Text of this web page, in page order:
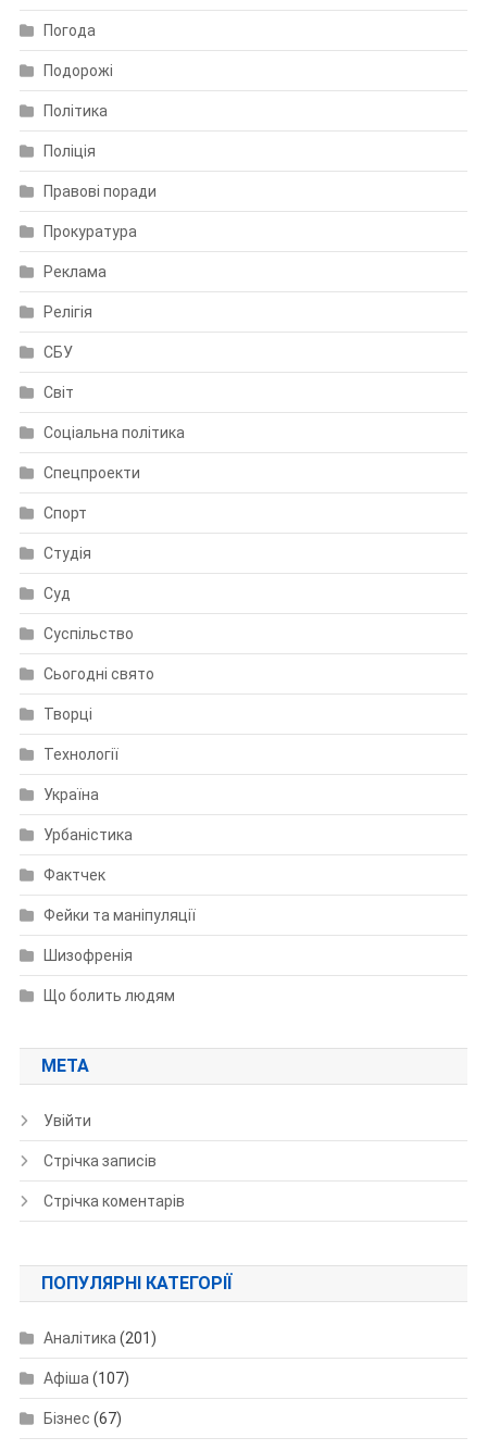
Погода
Подорожі
Політика
Поліція
Правові поради
Прокуратура
Реклама
Релігія
СБУ
Світ
Соціальна політика
Спецпроекти
Спорт
Студія
Суд
Суспільство
Сьогодні свято
Творці
Технології
Україна
Урбаністика
Фактчек
Фейки та маніпуляції
Шизофренія
Що болить людям
МЕТА
Увійти
Стрічка записів
Стрічка коментарів
ПОПУЛЯРНІ КАТЕГОРІЇ
Аналітика (201)
Афіша (107)
Бізнес (67)